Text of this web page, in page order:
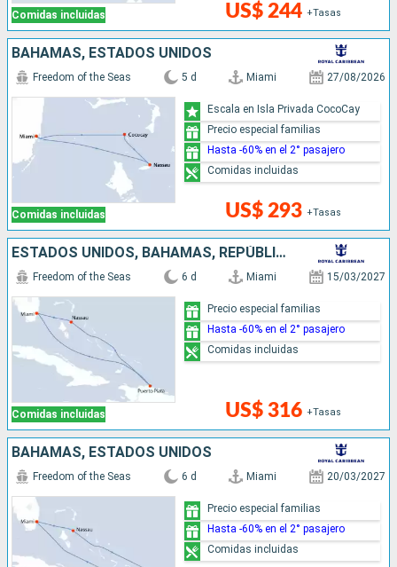
Comidas incluidas US$ 244 +Tasas
BAHAMAS, ESTADOS UNIDOS
Comidas incluidas
Freedom of the Seas 5 d Miami 27/08/2026
US$ 293 +Tasas
Escala en Isla Privada CocoCay
Precio especial familias
Hasta -60% en el 2° pasajero
Comidas incluidas
ESTADOS UNIDOS, BAHAMAS, REPÚBLICA DOMINICANA
Comidas incluidas
Freedom of the Seas 6 d Miami 15/03/2027
US$ 316 +Tasas
Precio especial familias
Hasta -60% en el 2° pasajero
Comidas incluidas
BAHAMAS, ESTADOS UNIDOS
Freedom of the Seas 6 d Miami 20/03/2027
Precio especial familias
Hasta -60% en el 2° pasajero
Comidas incluidas